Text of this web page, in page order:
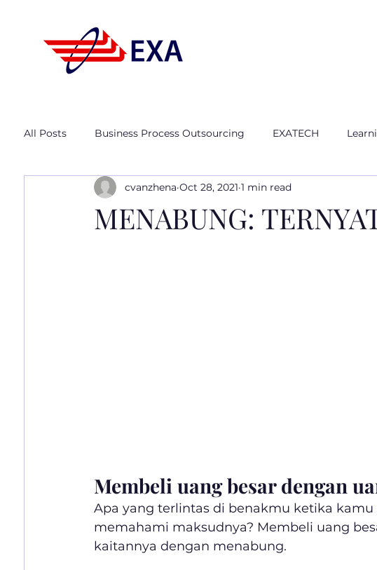
All Posts Business Process Outsourcing EXATECH
MENABUNG:
cvanzhena Oct 28, 2021 1 min read
Membeli uang besar dengan
Apa yang terlintas di benakmu ketika
memahami maksudnya? Membeli uang
kaitannya dengan menabung.